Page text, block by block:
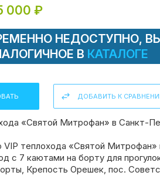
000 ₽
НЕДОСТУПНО,
В КАТАЛОГЕ
ДОБАВИТЬ К
«Святой Митрофан» в Санкт-
VIP теплохода «Святой
с 7 каютами на борту для
Крепость Орешек, пос.